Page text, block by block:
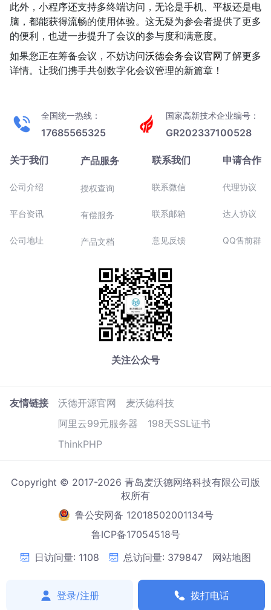
此外，小程序还支持多终端访问，无论是手机、平板还是电
脑，都能获得流畅的使用体验。这无疑为参会者提供了更多
的便利，也进一步提升了会议的参与度和满意度。
如果您正在筹备会议，不妨访问沃德会务会议官网了解更多
详情。让我们携手共创数字化会议管理的新篇章！
全国统一热线：
17685565325
国家高新技术企业编号：
GR202337100528
关于我们
公司介绍
平台资讯
公司地址
产品服务
授权查询
有偿服务
产品文档
联系我们
联系微信
联系邮箱
意见反馈
申请合作
代理协议
达人协议
QQ售前群
关注公众号
友情链接 沃德开源官网
麦沃德科技
阿里云99元服务器
198天SSL证书
ThinkPHP
Copyright © 2017-2026 青岛麦沃德网络科技有限公司版
权所有
鲁公安网备 12018502001134号
鲁ICP备17054518号
日访问量: 1108
总访问量: 379847 网站地图
登录/注册 拨打电话